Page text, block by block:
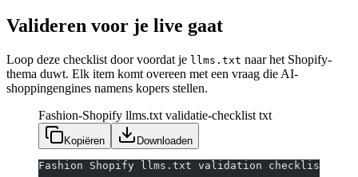
Valideren voor je live gaat
Loop deze checklist door voordat je llms.txt naar het Shopify-
thema duwt. Elk item komt overeen met een vraag die AI-
shoppingengines namens kopers stellen.
Fashion-Shopify llms.txt validatie-checklist txt
Kopiëren Downloaden
Fashion Shopify llms.txt validation checklist